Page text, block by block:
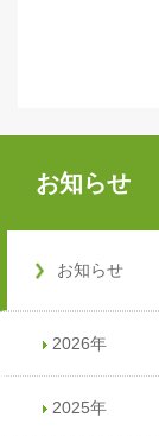
お知らせ
お知らせ
2026年
2025年